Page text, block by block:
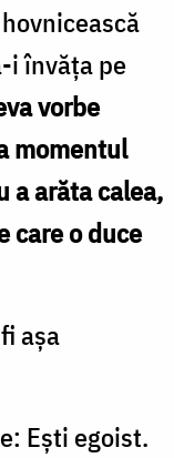
i învăţa pe
vorbe
momentul
a arăta calea,
care o duce
aşa
Eşti egoist.